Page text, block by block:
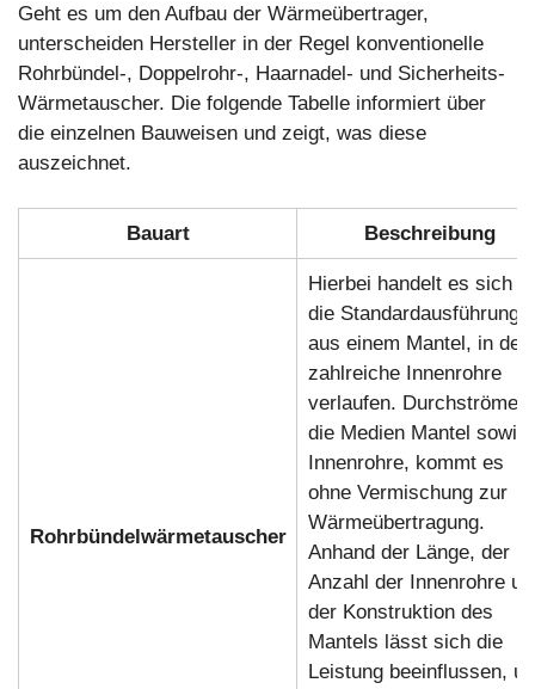
Geht es um den Aufbau der Wärmeübertrager,
unterscheiden Hersteller in der Regel konventionelle
Rohrbündel-, Doppelrohr-, Haarnadel- und Sicherheits-
Wärmetauscher. Die folgende Tabelle informiert über
die einzelnen Bauweisen und zeigt, was diese
auszeichnet.
Bauart Beschreibung
Rohrbündelwärmetauscher
Hierbei handelt es sich
die Standardausführung
aus einem Mantel, in
zahlreiche Innenrohre
verlaufen. Durchströmen
die Medien Mantel sowie
Innenrohre, kommt es
ohne Vermischung zur
Wärmeübertragung.
Anhand der Länge, der
Anzahl der Innenrohre
der Konstruktion des
Mantels lässt sich die
Leistung beeinflussen,